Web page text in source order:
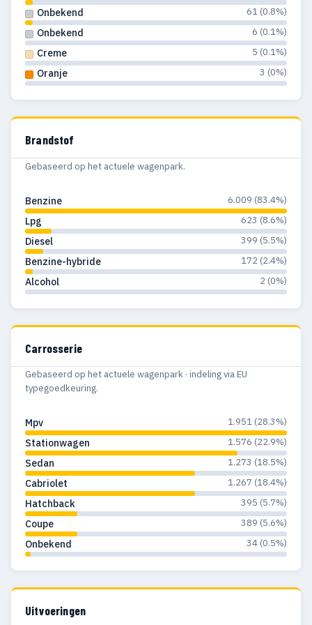
1986 18 18
1985 15
1984 12 12
1982 7 6
1981
1979 9
1978 19 15
1977 12
1976 13 10
1974
1973 27
1971 23 22
1970 24
1969 30 29
1968 32 26
1967 24
1965
Onbekend 61 (0.8%)
Onbekend 6 (0.1%)
Creme 5 (0.1%)
Oranje 3 (0%)
Brandstof
Gebaseerd op het actuele wagenpark.
Benzine 6.009 (83.4%)
Lpg 623 (8.6%)
Diesel 399 (5.5%)
Benzine-hybride 172 (2.4%)
Alcohol 2 (0%)
Carrosserie
Gebaseerd op het actuele wagenpark · indeling via EU
typegoedkeuring.
Mpv 1.951 (28.3%)
Stationwagen 1.576 (22.9%)
Sedan 1.273 (18.5%)
Cabriolet 1.267 (18.4%)
Hatchback 395 (5.7%)
Coupe 389 (5.6%)
Onbekend 34 (0.5%)
Uitvoeringen